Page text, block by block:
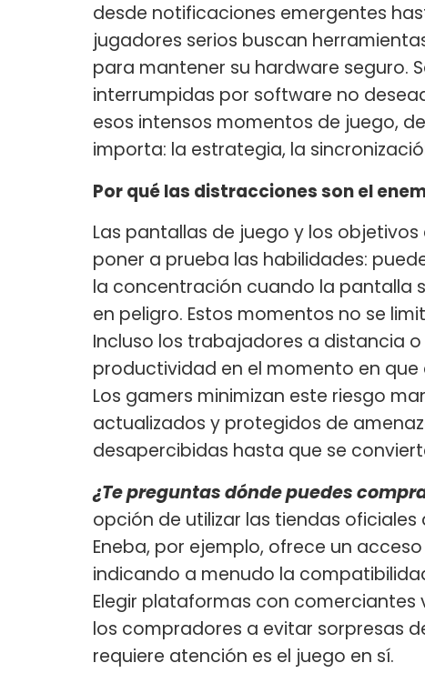
desde notificaciones emergentes
jugadores serios buscan
para mantener su hardware seguro.
interrumpidas por software no
esos intensos momentos de juego,
importa: la estrategia, la
Por qué las distracciones son el
Las pantallas de juego y los
poner a prueba las habilidades:
la concentración cuando la pantalla
en peligro. Estos momentos no se
Incluso los trabajadores a distancia
productividad en el momento en
Los gamers minimizan este riesgo
actualizados y protegidos de
desapercibidas hasta que se
¿Te preguntas dónde puedes
opción de utilizar las tiendas
Eneba, por ejemplo, ofrece un
indicando a menudo la
Elegir plataformas con
los compradores a evitar sorpresas
requiere atención es el juego en sí.